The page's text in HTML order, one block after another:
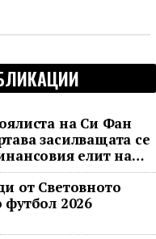
на Си Фан
засилващата се
елит на
от Световното
футбол 2026